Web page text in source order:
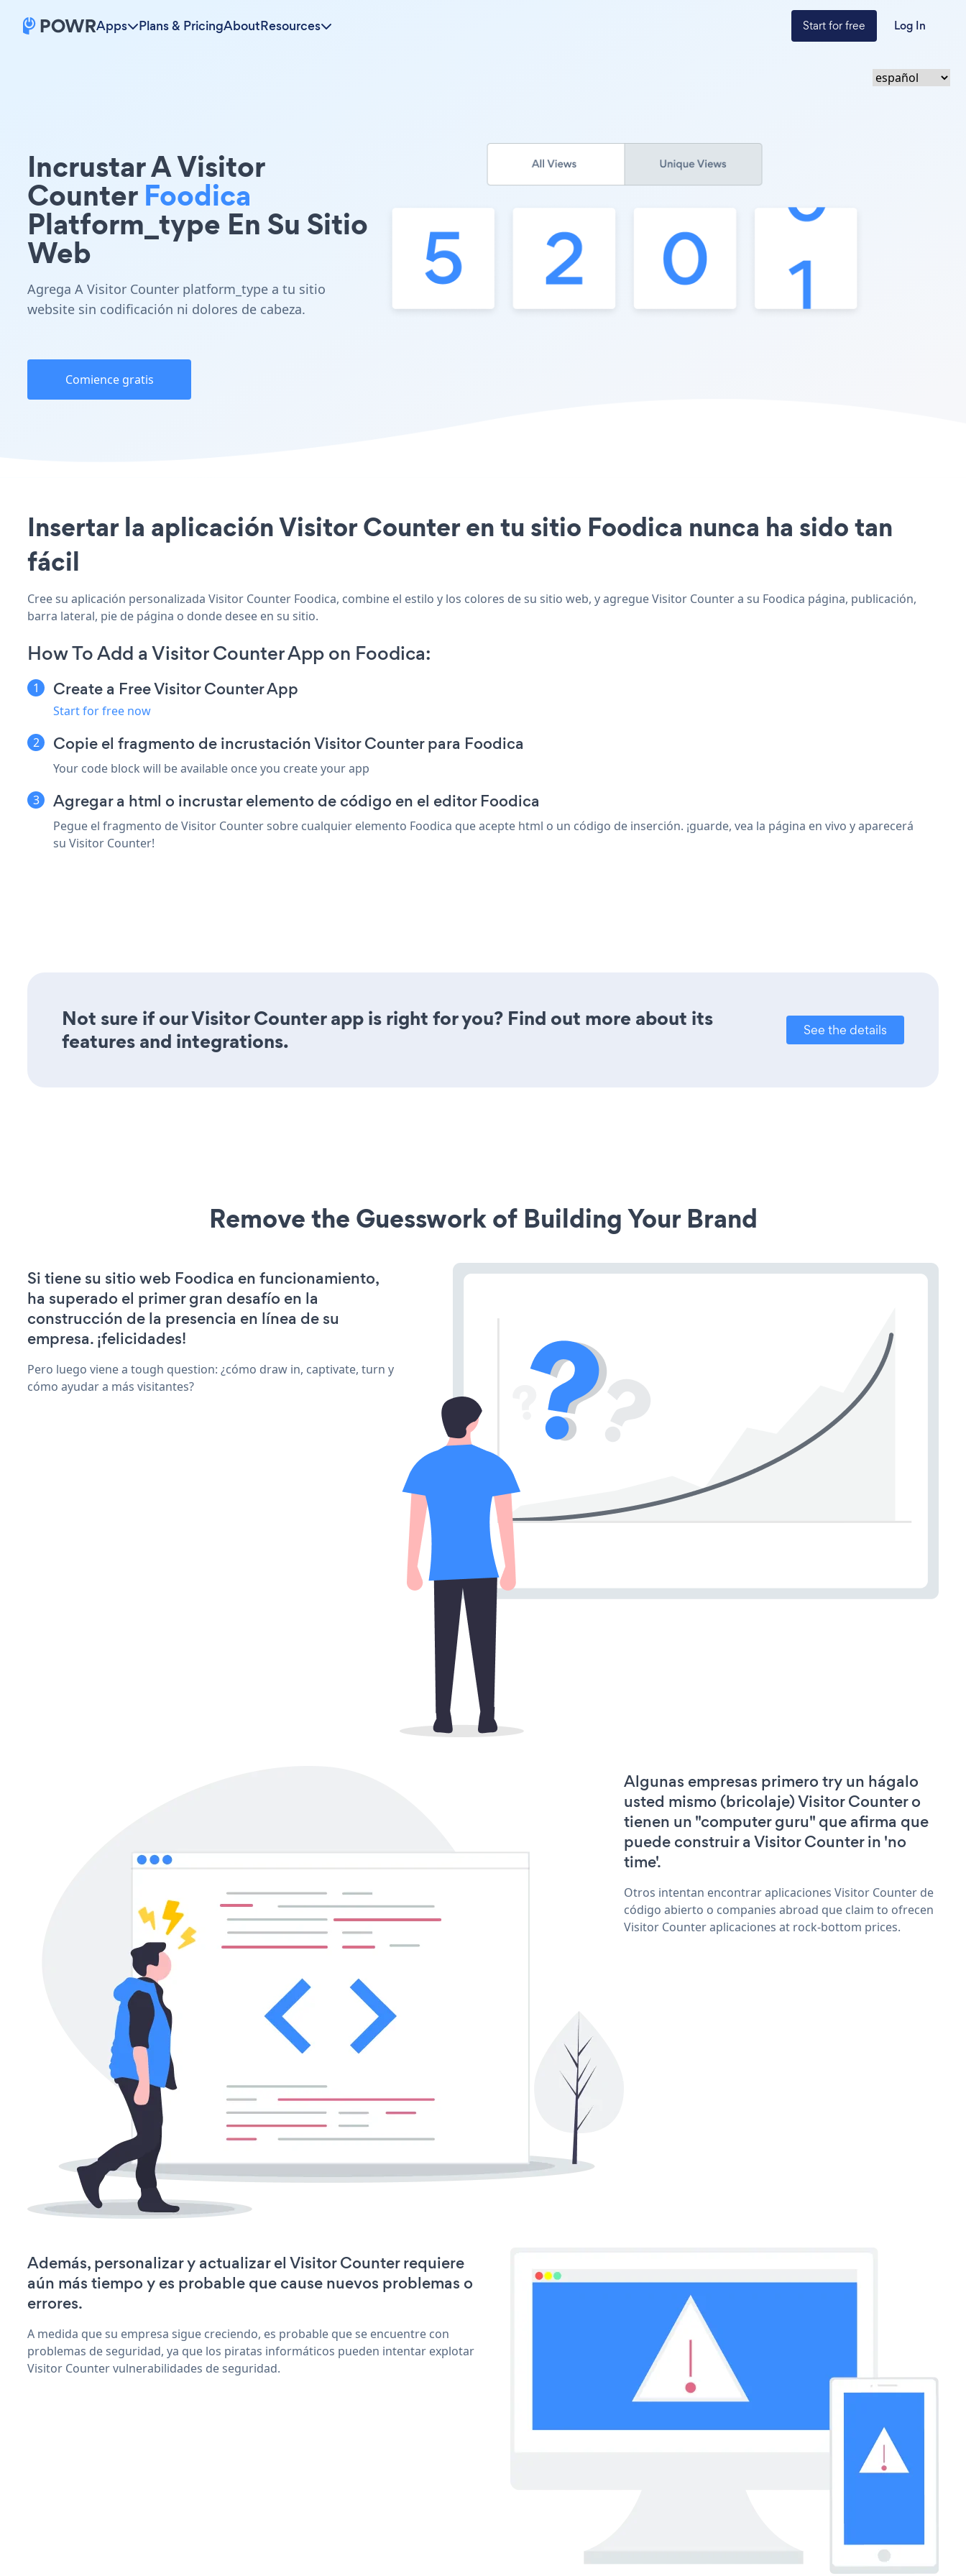
Apps Plans & PricingAboutResources Start for free Log In
Incrustar A Visitor
CounterFoodica
Platform_type En Su Sitio
Web
Agrega A Visitor Counter platform_type a tu sitio
website sin codificación ni dolores de cabeza.
Comience gratis
Insertar la aplicación Visitor Counter en tu sitio Foodica nunca ha sido tan
fácil
Cree su aplicación personalizada Visitor Counter Foodica, combine el estilo y los colores de su sitio web, y agregue Visitor Counter a su Foodica página, publicación,
barra lateral, pie de página o donde desee en su sitio.
How To Add a Visitor Counter App on Foodica:
Create a Free Visitor Counter App
Start for free now
Copie el fragmento de incrustación Visitor Counter para Foodica
Your code block will be available once you create your app
Agregar a html o incrustar elemento de código en el editor Foodica
Pegue el fragmento de Visitor Counter sobre cualquier elemento Foodica que acepte html o un código de inserción. ¡guarde, vea la página en vivo y aparecerá
su Visitor Counter!
Not sure if our Visitor Counter app is right for you? Find out more about its
features and integrations.
See the details
Remove the Guesswork of Building Your Brand
Si tiene su sitio web Foodica en funcionamiento,
ha superado el primer gran desafío en la
construcción de la presencia en línea de su
empresa. ¡felicidades!
Pero luego viene a tough question: ¿cómo draw in, captivate, turn y
cómo ayudar a más visitantes?
Algunas empresas primero try un hágalo
usted mismo (bricolaje) Visitor Counter o
tienen un "computer guru" que afirma que
puede construir a Visitor Counter in 'no
time'.
Otros intentan encontrar aplicaciones Visitor Counter de
código abierto o companies abroad que claim to ofrecen
Visitor Counter aplicaciones at rock-bottom prices.
Además, personalizar y actualizar el Visitor Counter requiere
aún más tiempo y es probable que cause nuevos problemas o
errores.
A medida que su empresa sigue creciendo, es probable que se encuentre con
problemas de seguridad, ya que los piratas informáticos pueden intentar explotar
Visitor Counter vulnerabilidades de seguridad.